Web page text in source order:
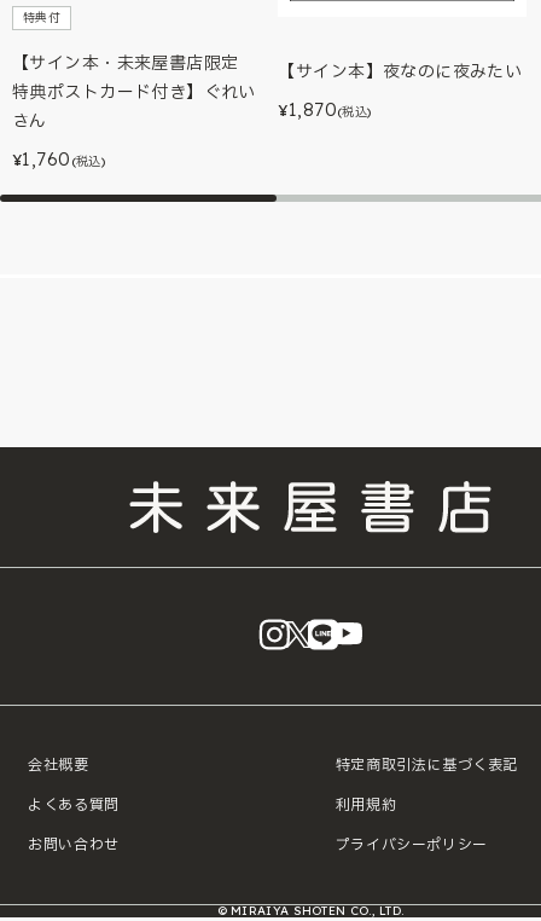
特典付
【サイン本・未来屋書店限定
特典ポストカード付き】ぐれい
さん
¥1,760 (税込)
【サイン本】夜なのに夜みたい
¥1,870(税込)
instagram
X LINE
会社概要
よくある質問
お問い合わせ
特定商取引法に基づく表記
利用規約
プライバシーポリシー
© MIRAIYA SHOTEN CO., LTD.